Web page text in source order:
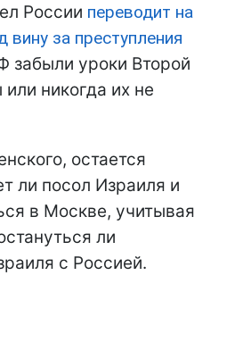
России переводит на
вину за преступления
забыли уроки Второй
никогда их не
остается
ли посол Израиля и
в Москве, учитывая
ли
с Россией.